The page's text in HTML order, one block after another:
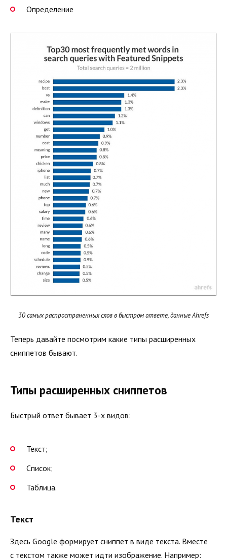
Определение
30 самых распространенных слов в быстром ответе, данные Ahrefs
Теперь давайте посмотрим какие типы расширенных
сниппетов бывают.
Типы расширенных сниппетов
Быстрый ответ бывает 3-х видов:
Текст;
Список;
Таблица.
Текст
Здесь Google формирует сниппет в виде текста. Вместе
с текстом также может идти изображение. Например: